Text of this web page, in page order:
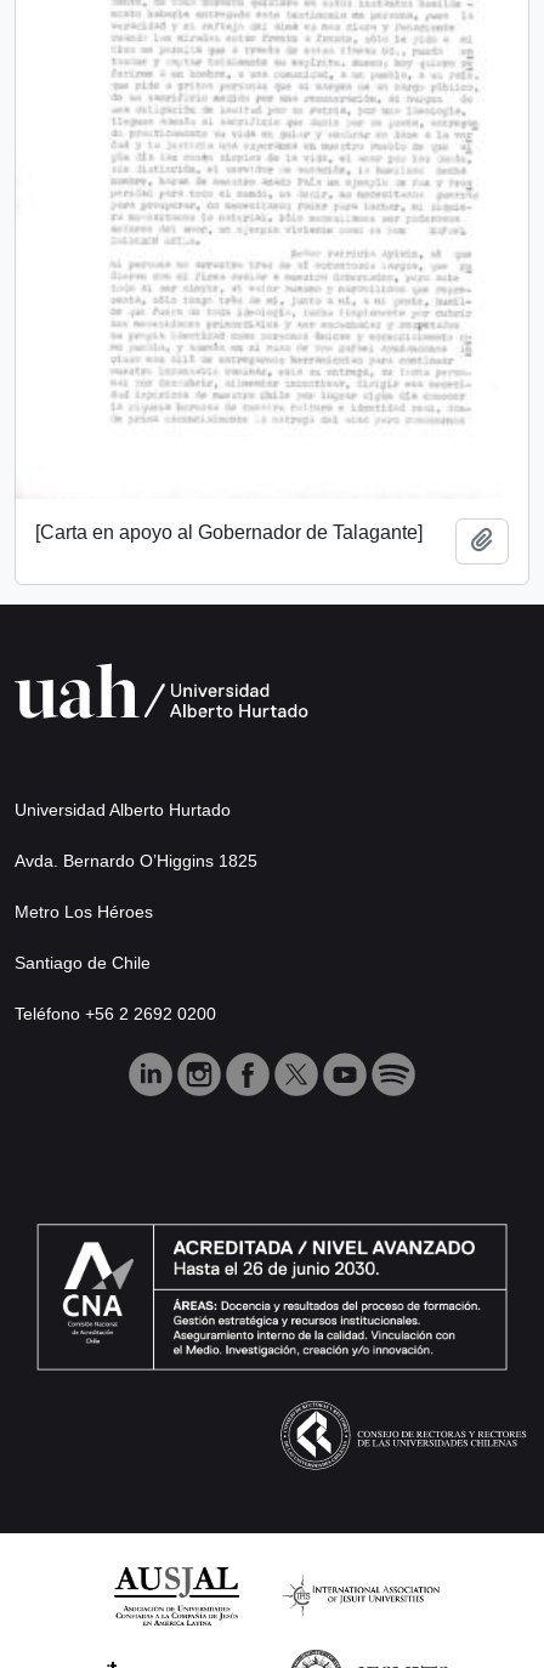
[Carta en apoyo al Gobernador de Talagante]
Universidad Alberto Hurtado
Avda. Bernardo O’Higgins 1825
Metro Los Héroes
Santiago de Chile
Teléfono +56 2 2692 0200